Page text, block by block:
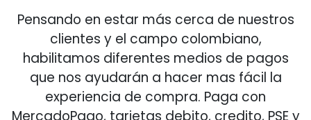
Pensando en estar más cerca de nuestros
clientes y el campo colombiano,
habilitamos diferentes medios de pagos
que nos ayudarán a hacer mas fácil la
experiencia de compra. Paga con
MercadoPago, tarjetas debito, credito, PSE y